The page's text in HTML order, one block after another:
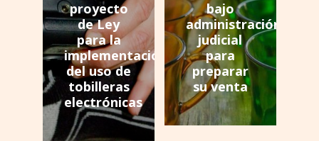
proyecto
de Ley
para la
implementación
del uso de
tobilleras
electrónicas
bajo
administración
judicial
para
preparar
su venta